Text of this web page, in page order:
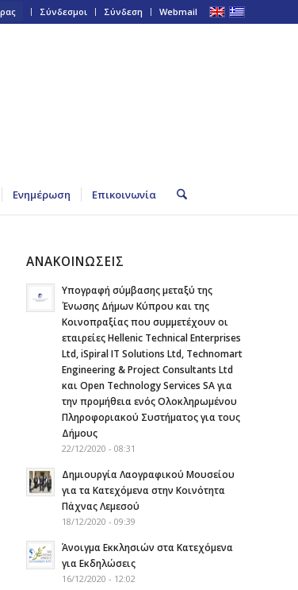
Σύνδεσμοι Σύνδεση Webmail
Ενημέρωση Επικοινωνία
ΑΝΑΚΟΙΝΩΣΕΙΣ
Υπογραφή σύμβασης μεταξύ της
Ένωσης Δήμων Κύπρου και της
Κοινοπραξίας που συμμετέχουν οι
εταιρείες Hellenic Technical Enterprises
Ltd, iSpiral IT Solutions Ltd, Technomart
Engineering & Project Consultants Ltd
και Open Technology Services SA για
την προμήθεια ενός Ολοκληρωμένου
Πληροφοριακού Συστήματος για τους
Δήμους
22/12/2020 - 08:31
Δημιουργία Λαογραφικού Μουσείου
για τα Κατεχόμενα στην Κοινότητα
Πάχνας Λεμεσού
18/12/2020 - 09:39
Άνοιγμα Εκκλησιών στα Κατεχόμενα
για Εκδηλώσεις
16/12/2020 - 12:02